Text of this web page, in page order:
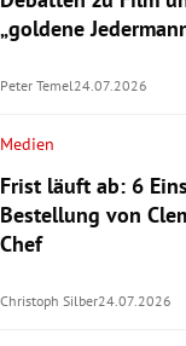
„goldene
Peter Temel 24.07.2026
Medien
Frist läuft ab: 6
Bestellung von
Chef
Christoph Silber24.07.2026